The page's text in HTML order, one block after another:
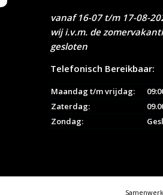
vanaf 16-07 t/m 17-08-
wij i.v.m. de
gesloten
Telefonisch Bereikbaar:
Maandag t/m vrijdag:
Zaterdag:
Zondag: